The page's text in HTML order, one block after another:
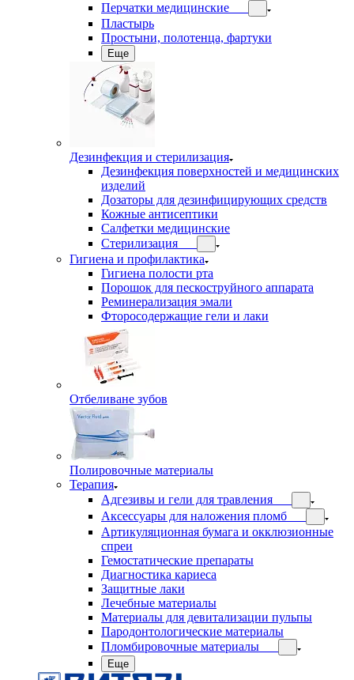
Перчатки медицинские
Пластырь
Простыни, полотенца, фартуки
Еще
Дезинфекция и стерилизация
Дезинфекция поверхностей и медицинских
изделий
Дозаторы для дезинфицирующих средств
Кожные антисептики
Салфетки медицинские
Стерилизация
Гигиена и профилактика
Гигиена полости рта
Порошок для пескоструйного аппарата
Реминерализация эмали
Фторосодержащие гели и лаки
Отбеливане зубов
Полировочные материалы
Терапия
Адгезивы и гели для травления
Аксессуары для наложения пломб
Артикуляционная бумага и окклюзионные
спреи
Гемостатические препараты
Диагностика кариеса
Защитные лаки
Лечебные материалы
Материалы для девитализации пульпы
Пародонтологические материалы
Пломбировочные материалы
Еще